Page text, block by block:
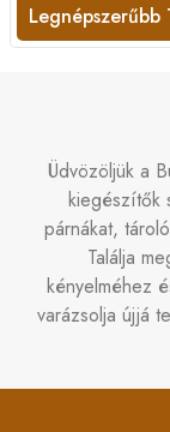
Legnépszerűbb
Üdvözöljük a
kiegészítők
párnákat,
Találja
kényelméhez
varázsolja újjá